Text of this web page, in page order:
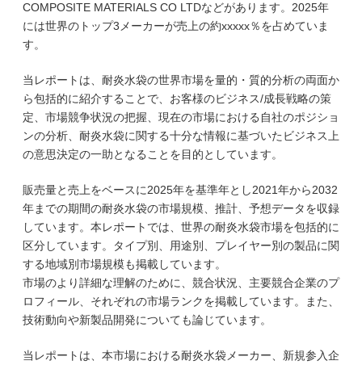
COMPOSITE MATERIALS CO LTDなどがあります。2025年
には世界のトップ3メーカーが売上の約xxxxx％を占めていま
す。
当レポートは、耐炎水袋の世界市場を量的・質的分析の両面か
ら包括的に紹介することで、お客様のビジネス/成長戦略の策
定、市場競争状況の把握、現在の市場における自社のポジショ
ンの分析、耐炎水袋に関する十分な情報に基づいたビジネス上
の意思決定の一助となることを目的としています。
販売量と売上をベースに2025年を基準年とし2021年から2032
年までの期間の耐炎水袋の市場規模、推計、予想データを収録
しています。本レポートでは、世界の耐炎水袋市場を包括的に
区分しています。タイプ別、用途別、プレイヤー別の製品に関
する地域別市場規模も掲載しています。
市場のより詳細な理解のために、競合状況、主要競合企業のプ
ロフィール、それぞれの市場ランクを掲載しています。また、
技術動向や新製品開発についても論じています。
当レポートは、本市場における耐炎水袋メーカー、新規参入企